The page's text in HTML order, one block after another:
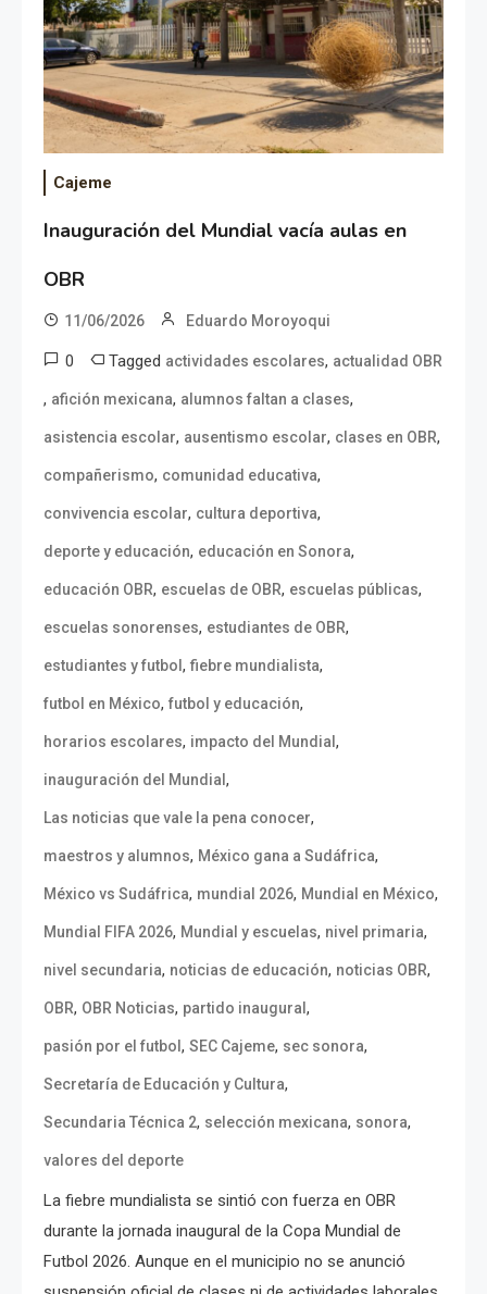
Cajeme
Inauguración del Mundial vacía aulas en
OBR
11/06/2026 Eduardo Moroyoqui
0 Tagged actividades escolares, actualidad OBR
, afición mexicana, alumnos faltan a clases,
asistencia escolar, ausentismo escolar, clases en OBR,
compañerismo, comunidad educativa,
convivencia escolar, cultura deportiva,
deporte y educación, educación en Sonora,
educación OBR, escuelas de OBR, escuelas públicas,
escuelas sonorenses, estudiantes de OBR,
estudiantes y futbol , fiebre mundialista,
futbol en México, futbol y educación,
horarios escolares, impacto del Mundial ,
inauguración del Mundial ,
Las noticias que vale la pena conocer,
maestros y alumnos, México gana a Sudáfrica,
México vs Sudáfrica, mundial 2026, Mundial en México,
Mundial FIFA 2026, Mundial y escuelas, nivel primaria,
nivel secundaria, noticias de educación, noticias OBR,
OBR, OBR Noticias, partido inaugural ,
pasión por el futbol , SEC Cajeme, sec sonora,
Secretaría de Educación y Cultura,
Secundaria Técnica 2, selección mexicana, sonora,
valores del deporte
La fiebre mundialista se sintió con fuerza en OBR
durante la jornada inaugural de la Copa Mundial de
Futbol 2026. Aunque en el municipio no se anunció